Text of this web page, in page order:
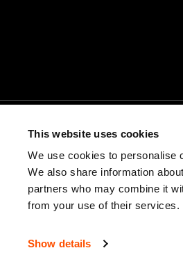
This website uses cookies
We use cookies to personalise
We also share information
partners who may combine it
from your use of their services.
Show details
2026. 501(c)(3) EIN 88-